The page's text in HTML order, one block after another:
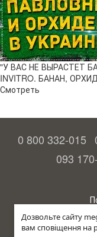
Дозвольте сайту
вам сповіщення на
"У ВАС НЕ ВЫРАСТЕТ
INVITRO. БАНАН,
Смотреть
0 800 332-015
093
Megasad